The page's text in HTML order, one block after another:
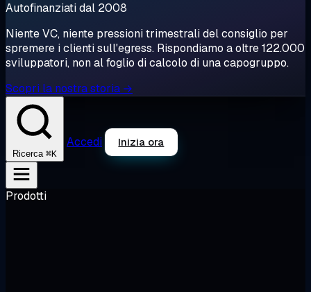
Autofinanziati dal 2008
Niente VC, niente pressioni trimestrali del consiglio per
spremere i clienti sull'egress. Rispondiamo a oltre 122.000
sviluppatori, non al foglio di calcolo di una capogruppo.
Scopri la nostra storia →
Ricerca ⌘K
Accedi Inizia ora
Prodotti